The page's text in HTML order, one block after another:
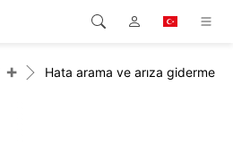
+ Hata arama ve arıza giderme